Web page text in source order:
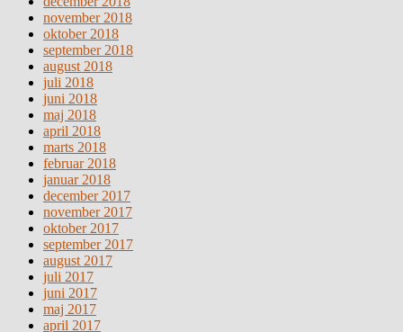
november 2018
oktober 2018
september 2018
august 2018
juli 2018
juni 2018
maj 2018
april 2018
marts 2018
februar 2018
januar 2018
december 2017
november 2017
oktober 2017
september 2017
august 2017
juli 2017
juni 2017
maj 2017
april 2017